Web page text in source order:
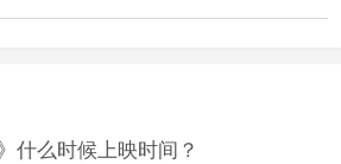
》什么时候上映时间？